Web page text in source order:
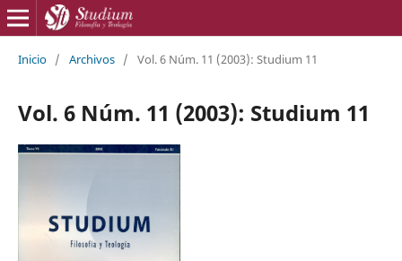
Inicio / Archivos / Vol. 6 Núm. 11 (2003): Studium 11
Vol. 6 Núm. 11 (2003): Studium 11